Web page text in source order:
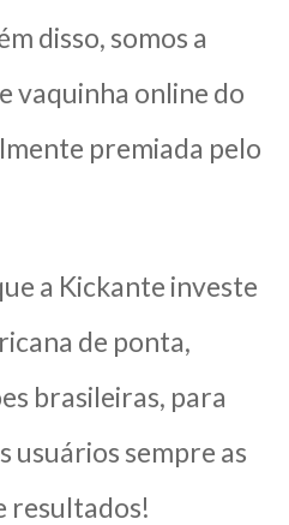
disso, somos a
vaquinha online do
premiada pelo
a Kickante investe
de ponta,
brasileiras, para
usuários sempre as
resultados!